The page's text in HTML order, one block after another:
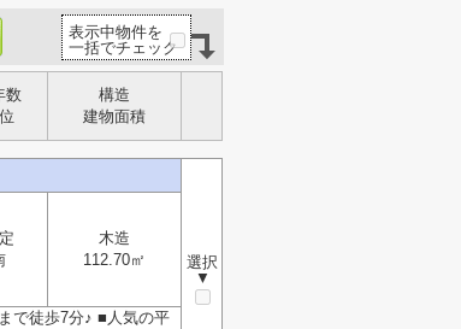
表示中物件を
一括でチェック
数
構造
建物面積
選択
▼
木造
112.70㎡
で徒歩7分♪ ■人気の平